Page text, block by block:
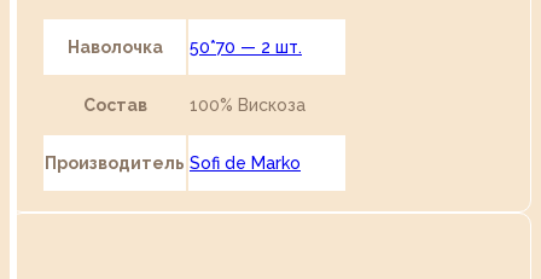
Наволочка 50*70 — 2 шт.
Состав 100% Вискоза
Производитель Sofi de Marko